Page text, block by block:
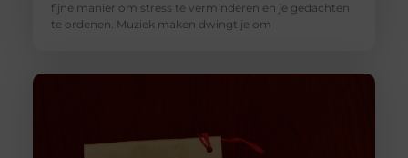
fijne manier om stress te verminderen en je gedachten
te ordenen. Muziek maken dwingt je om